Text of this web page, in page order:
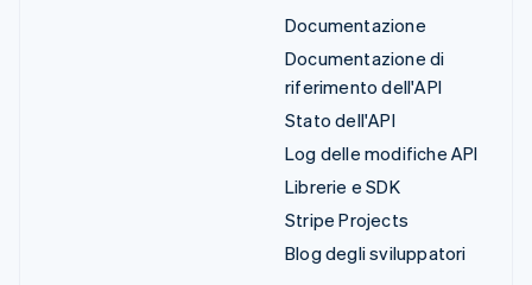
Documentazione
Documentazione di
riferimento dell'API
Stato dell'API
Log delle modifiche API
Librerie e SDK
Stripe Projects
Blog degli sviluppatori